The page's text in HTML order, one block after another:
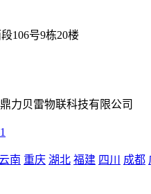
106号9栋20楼
力贝雷物联科技有限公司
南 重庆 湖北 福建 四川 成都